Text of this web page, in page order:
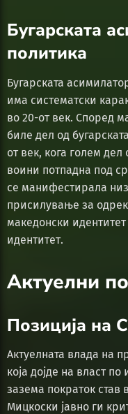
Бугарската
политика
Бугарската
има систематски
во 20-от век. Според
биле дел од
от век, кога голем
воини потпадна под
се манифестирала
присилување за
македонски
идентитет.
Актуелни
Позиција на
Актуелната влада на
која дојде на власт
зазема пократок став
Мицкоски јавно ги